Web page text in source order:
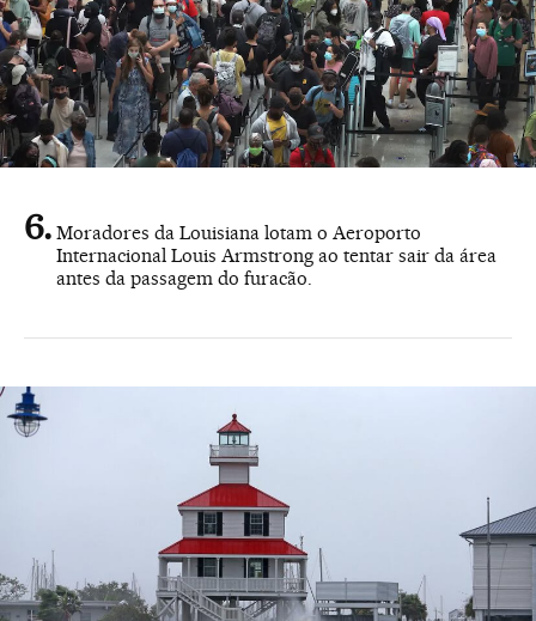
Moradores da Louisiana lotam o Aeroporto
Internacional Louis Armstrong ao tentar sair da área
antes da passagem do furacão.